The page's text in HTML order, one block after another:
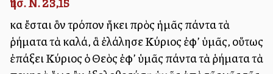
καὶ ἔσται ὃν τρόπον ἥκει πρὸς ἡμᾶς πάντα τὰ
ῥήματα τὰ καλά, ἃ ἐλάλησε Κύριος ἐφ’ ὑμᾶς, οὕτως
ἐπάξει Κύριος ὁ Θεὸς ἐφ’ ὑμᾶς πάντα τὰ ῥήματα τὰ